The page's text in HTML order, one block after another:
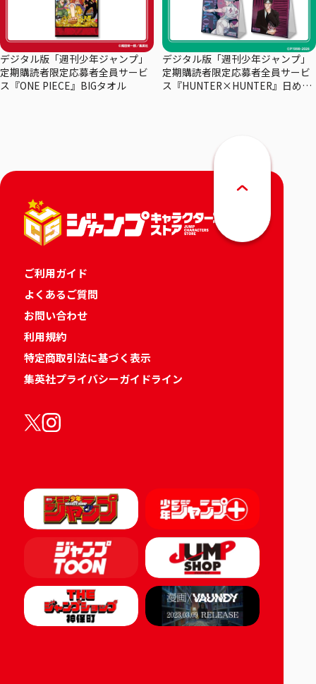
デジタル版「週刊少年ジャンプ」
定期購読者限定応募者全員サービ
ス『ONE PIECE』BIGタオル
デジタル版「週刊少年ジャンプ」
定期購読者限定応募者全員サービ
ス『HUNTER×HUNTER』日めく
ご利用ガイド
よくあるご質問
お問い合わせ
利用規約
特定商取引法に基づく表示
集英社プライバシーガイドライン